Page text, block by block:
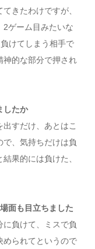
きたわけですが、
2ゲーム目みたいな
けてしまう相手で
神的な部分で押され
したか
すだけ、あとはこ
、気持ちだけは負
果的には負けた、
面も目立ちました
負けて、ミスで負
められてというので